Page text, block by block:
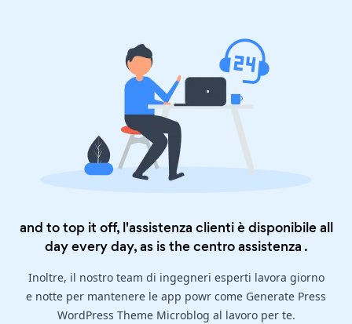
and to top it off, l'assistenza clienti è disponibile all
day every day, as is thecentro assistenza .
Inoltre, il nostro team di ingegneri esperti lavora giorno
e notte per mantenere le app powr come Generate Press
WordPress Theme Microblog al lavoro per te.